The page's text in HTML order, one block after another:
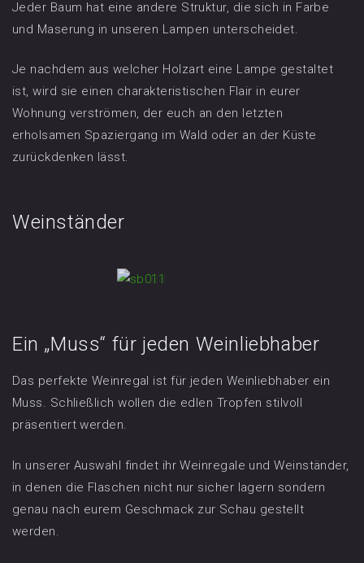
Jeder Baum hat eine andere Struktur, die sich in Farbe
und Maserung in unseren Lampen unterscheidet.
Je nachdem aus welcher Holzart eine Lampe gestaltet
ist, wird sie einen charakteristischen Flair in eurer
Wohnung verströmen, der euch an den letzten
erholsamen Spaziergang im Wald oder an der Küste
zurückdenken lässt.
Weinständer
Ein „Muss“ für jeden Weinliebhaber
Das perfekte Weinregal ist für jeden Weinliebhaber ein
Muss. Schließlich wollen die edlen Tropfen stilvoll
präsentiert werden.
In unserer Auswahl findet ihr Weinregale und Weinständer,
in denen die Flaschen nicht nur sicher lagern sondern
genau nach eurem Geschmack zur Schau gestellt
werden.